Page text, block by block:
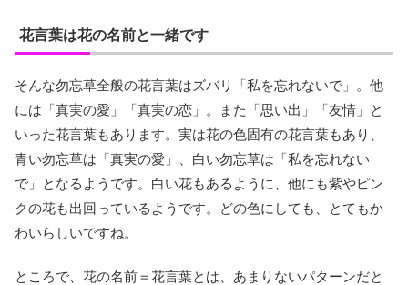
花言葉は花の名前と一緒です
そんな勿忘草全般の花言葉はズバリ「私を忘れないで」。他
には「真実の愛」「真実の恋」。また「思い出」「友情」と
いった花言葉もあります。実は花の色固有の花言葉もあり、
青い勿忘草は「真実の愛」、白い勿忘草は「私を忘れない
で」となるようです。白い花もあるように、他にも紫やピン
クの花も出回っているようです。どの色にしても、とてもか
わいらしいですね。
ところで、花の名前＝花言葉とは、あまりないパターンだと